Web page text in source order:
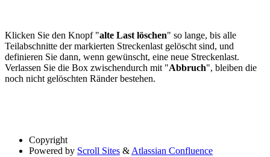
Klicken Sie den Knopf "alte Last löschen" so lange, bis alle
Teilabschnitte der markierten Streckenlast gelöscht sind, und
definieren Sie dann, wenn gewünscht, eine neue Streckenlast.
Verlassen Sie die Box zwischendurch mit "Abbruch", bleiben die
noch nicht gelöschten Ränder bestehen.
Copyright
Powered by Scroll Sites & Atlassian Confluence